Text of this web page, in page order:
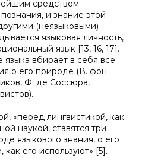
средством
и знание этой
(неязыковыми)
языковая личность,
язык [13, 16, 17].
вбирает в себя все
о его природе (В. фон
Ф. де Соссюра,
«перед лингвистикой, как
наукой, ставятся три
языкового знания, о его
его используют» [5].